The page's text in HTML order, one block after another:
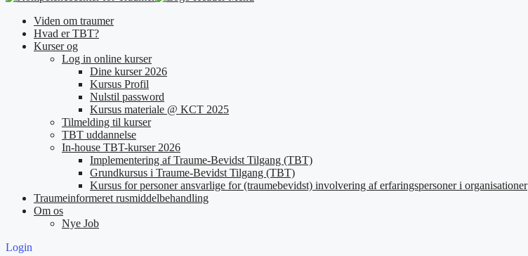
Viden om traumer
Hvad er TBT?
Kurser og
Log in online kurser
Dine kurser 2026
Kursus Profil
Nulstil password
Kursus materiale @ KCT 2025
Tilmelding til kurser
TBT uddannelse
In-house TBT-kurser 2026
Implementering af Traume-Bevidst Tilgang (TBT)
Grundkursus i Traume-Bevidst Tilgang (TBT)
Kursus for personer ansvarlige for (traumebevidst) involvering af erfaringspersoner i organisationer
Traumeinformeret rusmiddelbehandling
Om os
Nye Job
Login